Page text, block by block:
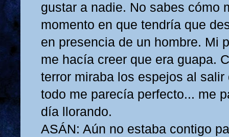
gustar a nadie. No sabes cómo
momento en que tendría que
en presencia de un hombre. Mi
me hacía creer que era guapa.
terror miraba los espejos al salir
todo me parecía perfecto... me
día llorando.
ASÁN: Aún no estaba contigo